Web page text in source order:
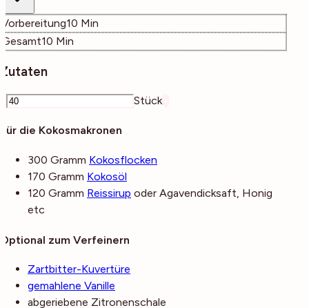
Vorbereitung10 Minuten
Min
Gesamt10 Minuten
Min
Zutaten
Stück
Für die Kokosmakronen
300 Gramm Kokosflocken
170 Gramm Kokosöl
120 Gramm Reissirup oder Agavendicksaft, Honig
etc
Optional zum Verfeinern
Zartbitter-Kuvertüre
gemahlene Vanille
abgeriebene Zitronenschale